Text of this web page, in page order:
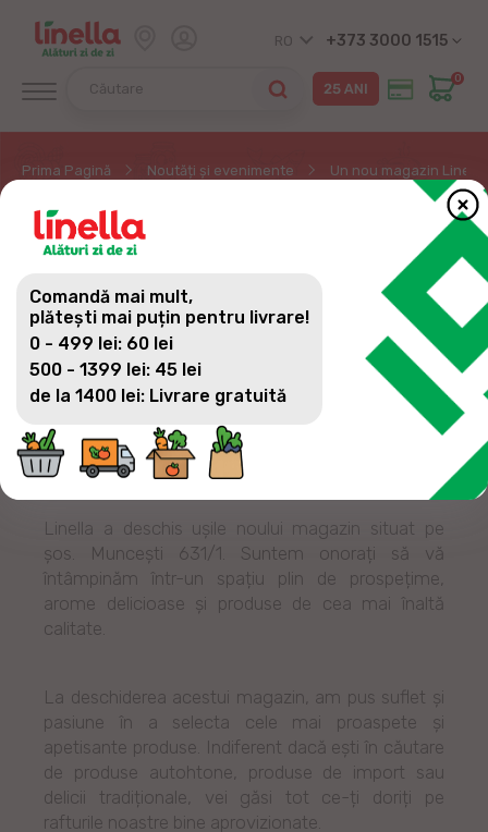
RO +373 3000 1515
0
Prima Pagină Noutăți și evenimente Un nou magazin
UN NOU MAGAZIN
LINELLA ȘI-A DESCHIS
UȘILE ÎN SEC. BOTANICA
Zi de zi poți face cumpărăturile și mai aproape de
casă.
Linella a deschis ușile noului magazin situat pe
șos. Muncești 631/1. Suntem onorați să vă
întâmpinăm într-un spațiu plin de prospețime,
arome delicioase și produse de cea mai înaltă
calitate.
La deschiderea acestui magazin, am pus suflet și
pasiune în a selecta cele mai proaspete și
apetisante produse. Indiferent dacă ești în căutare
de produse autohtone, produse de import sau
delicii tradiționale, vei găsi tot ce-ți doriți pe
rafturile noastre bine aprovizionate.
Comandă mai mult,
plătești mai puțin pentru livrare!
0 - 499 lei: 60 lei
500 - 1399 lei: 45 lei
de la 1400 lei: Livrare gratuită